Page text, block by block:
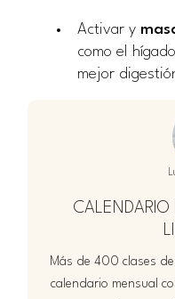
Activar y
como el
mejor
CALENDARIO
Más de 400 clases
calendario mensual